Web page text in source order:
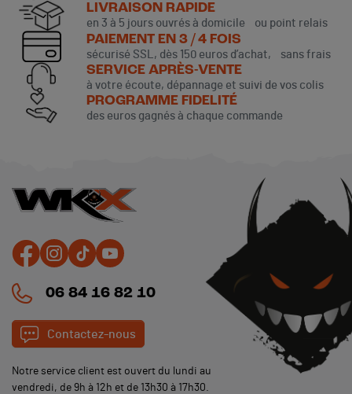
LIVRAISON RAPIDE
en 3 à 5 jours ouvrés à domicile ou point relais
PAIEMENT EN 3 / 4 FOIS
sécurisé SSL, dès 150 euros d’achat, sans frais
SERVICE APRÈS-VENTE
à votre écoute, dépannage et suivi de vos colis
PROGRAMME FIDELITÉ
des euros gagnés à chaque commande
06 84 16 82 10
Contactez-nous
Notre service client est ouvert du lundi au
vendredi, de 9h à 12h et de 13h30 à 17h30.